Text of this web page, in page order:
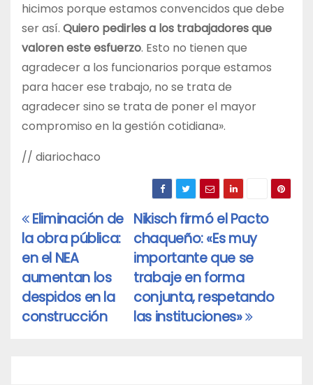
hicimos porque estamos convencidos que debe
ser así. Quiero pedirles a los trabajadores que
valoren este esfuerzo. Esto no tienen que
agradecer a los funcionarios porque estamos
para hacer ese trabajo, no se trata de
agradecer sino se trata de poner el mayor
compromiso en la gestión cotidiana».
// diariochaco
Navegación
de
entradas
Nikisch firmó el Pacto
chaqueño: «Es muy
importante que se
trabaje en forma
conjunta, respetando
las instituciones»
Eliminación de
la obra pública:
en el NEA
aumentan los
despidos en la
construcción